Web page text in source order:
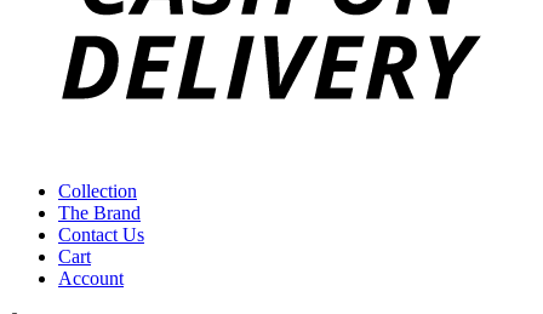
Collection
The Brand
Contact Us
Cart
Account